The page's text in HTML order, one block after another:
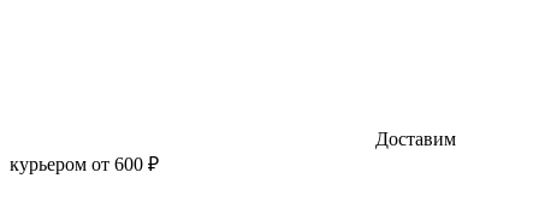
Доставим
курьером от 600 ₽